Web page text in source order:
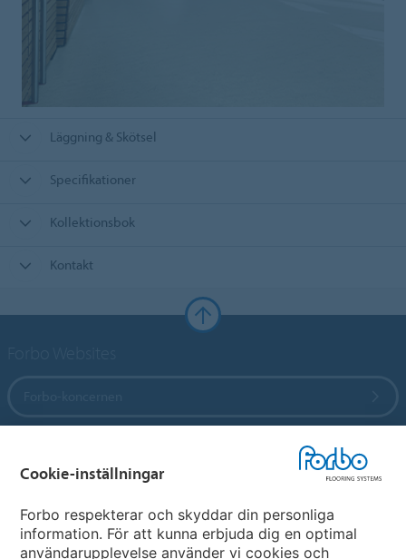
Läggning & Skötsel
Specifikationer
Kollektionsbok
Kontakt
Cookie-inställningar
Forbo respekterar och skyddar din personliga
information. För att kunna erbjuda dig en optimal
användarupplevelse använder vi cookies och